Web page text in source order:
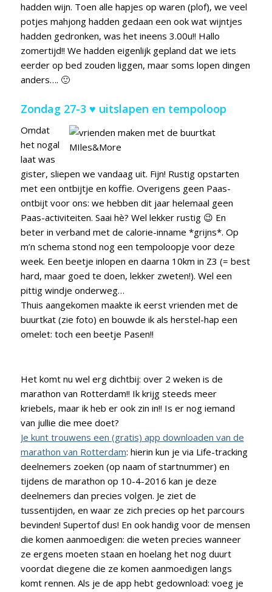
hadden wijn. Toen alle hapjes op waren (plof), we veel
potjes mahjong hadden gedaan een ook wat wijntjes
hadden gedronken, was het ineens 3.00u!! Hallo
zomertijd!! We hadden eigenlijk gepland dat we iets
eerder op bed zouden liggen, maar soms lopen dingen
anders…. 🙂
Zondag 27-3 ♥ uitslapen en tempoloop
Omdat
het nogal
laat was
gister, sliepen we vandaag uit. Fijn! Rustig opstarten
met een ontbijtje en koffie. Overigens geen Paas-
ontbijt voor ons: we hebben dit jaar helemaal geen
Paas-activiteiten. Saai hè? Wel lekker rustig 😉 En
beter in verband met de calorie-inname *grijns*. Op
m’n schema stond nog een tempoloopje voor deze
week. Een beetje inlopen en daarna 10km in Z3 (= best
hard, maar goed te doen, lekker zweten!). Wel een
pittig windje onderweg…
Thuis aangekomen maakte ik eerst vrienden met de
buurtkat (zie foto) en bouwde ik als herstel-hap een
omelet: toch een beetje Pasen!!
Het komt nu wel erg dichtbij: over 2 weken is de
marathon van Rotterdam!! Ik krijg steeds meer
kriebels, maar ik heb er ook zin in!! Is er nog iemand
van jullie die mee doet?
Je kunt trouwens een (gratis) app downloaden van de
marathon van Rotterdam: hierin kun je via Life-tracking
deelnemers zoeken (op naam of startnummer) en
tijdens de marathon op 10-4-2016 kan je deze
deelnemers dan precies volgen. Je ziet de
tussentijden, en waar ze zich precies op het parcours
bevinden! Supertof dus! En ook handig voor de mensen
die komen aanmoedigen: die weten precies wanneer
ze ergens moeten staan en hoelang het nog duurt
voordat diegene die ze komen aanmoedigen langs
komt rennen. Als je de app hebt gedownload: voeg je